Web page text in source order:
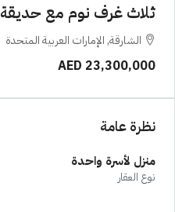
ثلاث غرف نوم مع حديقة
الشارقة, الإمارات العربية المتحدة
AED 23,300,000
نظرة عامة
منزل لأسرة واحدة
نوع العقار